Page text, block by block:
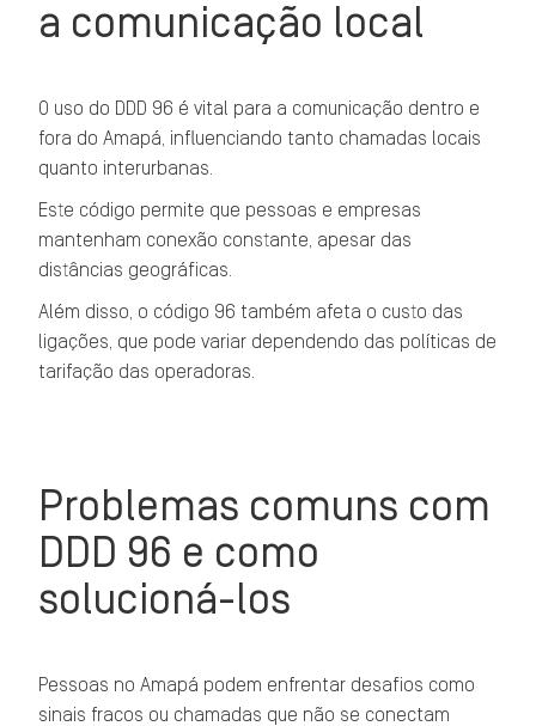
a comunicação local
O uso do DDD 96 é vital para a comunicação dentro e
fora do Amapá, influenciando tanto chamadas locais
quanto interurbanas.
Este código permite que pessoas e empresas
mantenham conexão constante, apesar das
distâncias geográficas.
Além disso, o código 96 também afeta o custo das
ligações, que pode variar dependendo das políticas de
tarifação das operadoras.
Problemas comuns com
DDD 96 e como
solucioná-los
Pessoas no Amapá podem enfrentar desafios como
sinais fracos ou chamadas que não se conectam